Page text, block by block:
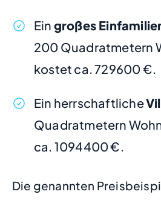
Ein großes
200 Quadratmetern
kostet ca. 729600 €.
Ein herrschaftliche
Quadratmetern
ca. 1094400 €.
Die genannten